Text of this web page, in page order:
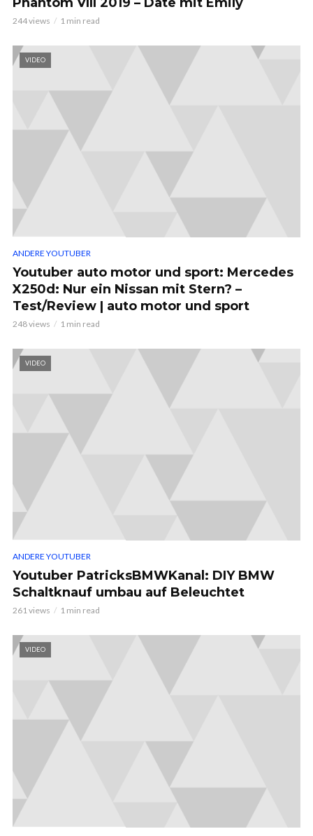
244 views 1 min read
VIDEO
ANDERE YOUTUBER
Youtuber auto motor und sport: Mercedes
X250d: Nur ein Nissan mit Stern? –
Test/Review | auto motor und sport
248 views 1 min read
VIDEO
ANDERE YOUTUBER
Youtuber PatricksBMWKanal: DIY BMW
Schaltknauf umbau auf Beleuchtet
261 views 1 min read
VIDEO